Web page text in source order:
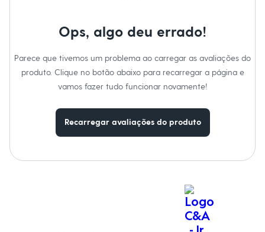
Dia dos Pais
Roupas
Bermudas
Camisas
Casacos e Jaquetas
Bolsas e Mochilas
Chapéus e Bonés
Ops, algo deu errado!
Parece que tivemos um problema ao carregar as avaliações do
produto. Clique no botão abaixo para recarregar a página e
vamos fazer tudo funcionar novamente!
Recarregar avaliações do produto